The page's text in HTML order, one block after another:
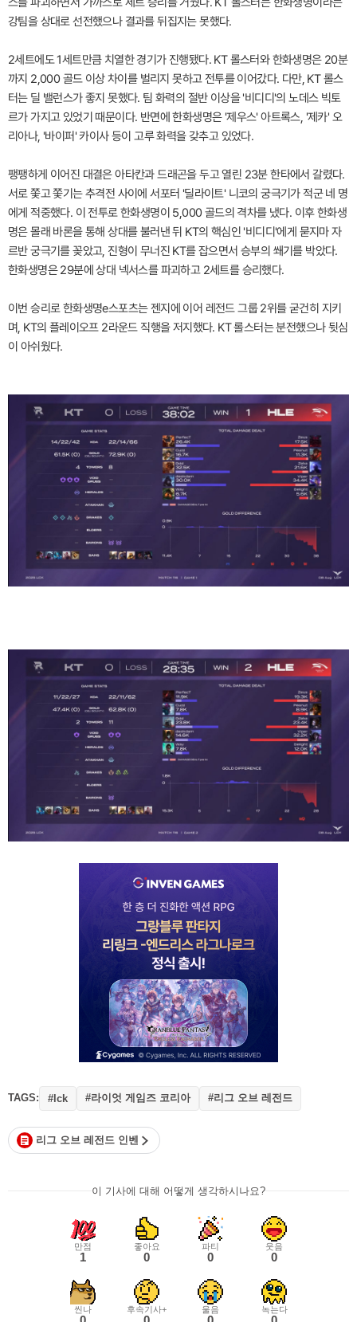
강팀을 상대로 선전했으나 결과를 뒤집지는 못했다.
2세트에도 1세트만큼 치열한 경기가 진행됐다. KT 롤스터와 한화생명은 20분
까지 2,000 골드 이상 차이를 벌리지 못하고 전투를 이어갔다. 다만, KT 롤스
터는 딜 밸런스가 좋지 못했다. 팀 화력의 절반 이상을 '비디디'의 노데스 빅토
르가 가지고 있었기 때문이다. 반면에 한화생명은 '제우스' 아트록스, '제카' 오
리아나, '바이퍼' 카이사 등이 고루 화력을 갖추고 있었다.
팽팽하게 이어진 대결은 아타칸과 드래곤을 두고 열린 23분 한타에서 갈렸다.
서로 쫓고 쫓기는 추격전 사이에 서포터 '딜라이트' 니코의 궁극기가 적군 네 명
에게 적중했다. 이 전투로 한화생명이 5,000 골드의 격차를 냈다. 이후 한화생
명은 몰래 바론을 통해 상대를 불러낸 뒤 KT의 핵심인 '비디디'에게 묻지마 자
르반 궁극기를 꽂았고, 진형이 무너진 KT를 잡으면서 승부의 쐐기를 박았다.
한화생명은 29분에 상대 넥서스를 파괴하고 2세트를 승리했다.
이번 승리로 한화생명e스포츠는 젠지에 이어 레전드 그룹 2위를 굳건히 지키
며, KT의 플레이오프 2라운드 직행을 저지했다. KT 롤스터는 분전했으나 뒷심
이 아쉬웠다.
TAGS: #lck #라이엇 게임즈 코리아 #리그 오브 레전드
리그 오브 레전드 인벤
이 기사에 대해 어떻게 생각하시나요?
만점
1
좋아요
0
파티
0
웃음
0
씬나 후속기사+ 울음 녹는다